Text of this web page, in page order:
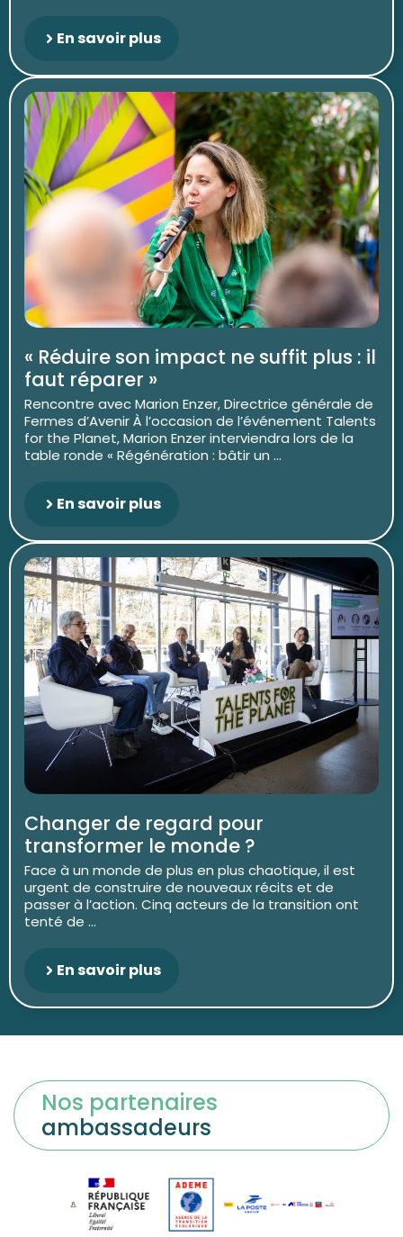
En savoir plus
« Réduire son impact ne suffit plus : il
faut réparer »
Rencontre avec Marion Enzer, Directrice générale de
Fermes d’Avenir À l’occasion de l’événement Talents
for the Planet, Marion Enzer interviendra lors de la
table ronde « Régénération : bâtir un ...
En savoir plus
Changer de regard pour
transformer le monde ?
Face à un monde de plus en plus chaotique, il est
urgent de construire de nouveaux récits et de
passer à l’action. Cinq acteurs de la transition ont
tenté de ...
En savoir plus
Nos partenaires
ambassadeurs